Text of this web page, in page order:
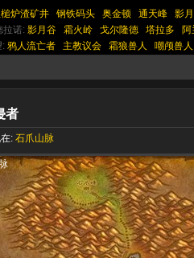
炉渣矿井 钢铁码头 奥金顿 通天峰 影
拉诺: 影月谷 霜火岭 戈尔隆德 塔拉多 阿
: 鸦人流亡者 主教议会 霜狼兽人 嘲颅兽人
者
: 石爪山脉